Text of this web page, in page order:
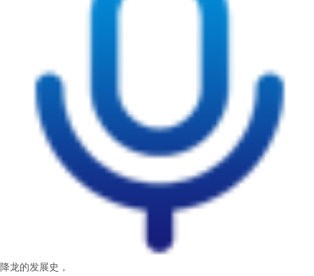
降龙的发展史，